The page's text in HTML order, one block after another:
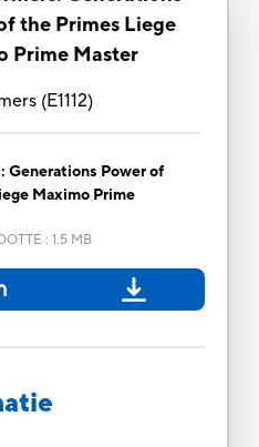
the Primes Liege
Prime Master
(E1112)
Generations Power of
Maximo Prime
: 1.5 MB